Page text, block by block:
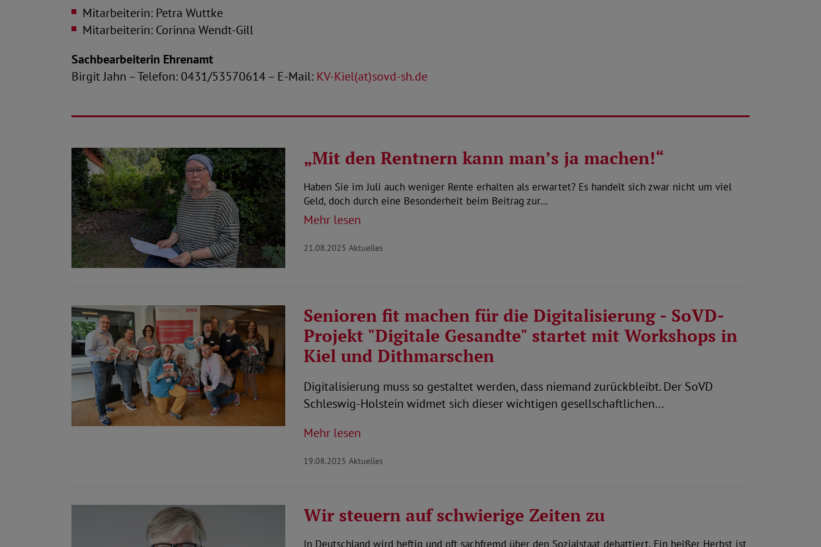
Mitarbeiterin: Petra Wuttke
Mitarbeiterin: Corinna Wendt-Gill
Sachbearbeiterin Ehrenamt
Birgit Jahn – Telefon: 0431/53570614 – E-Mail: KV-Kiel(at)sovd-sh.de
„Mit den Rentnern kann man’s ja machen!“
Haben Sie im Juli auch weniger Rente erhalten als erwartet? Es handelt sich zwar nicht um viel
Geld, doch durch eine Besonderheit beim Beitrag zur…
Mehr lesen
21.08.2025 Aktuelles
Senioren fit machen für die Digitalisierung - SoVD-
Projekt "Digitale Gesandte" startet mit Workshops in
Kiel und Dithmarschen
Digitalisierung muss so gestaltet werden, dass niemand zurückbleibt. Der SoVD
Schleswig-Holstein widmet sich dieser wichtigen gesellschaftlichen…
Mehr lesen
19.08.2025 Aktuelles
Wir steuern auf schwierige Zeiten zu
In Deutschland wird heftig und oft sachfremd über den Sozialstaat debattiert. Ein heißer Herbst ist